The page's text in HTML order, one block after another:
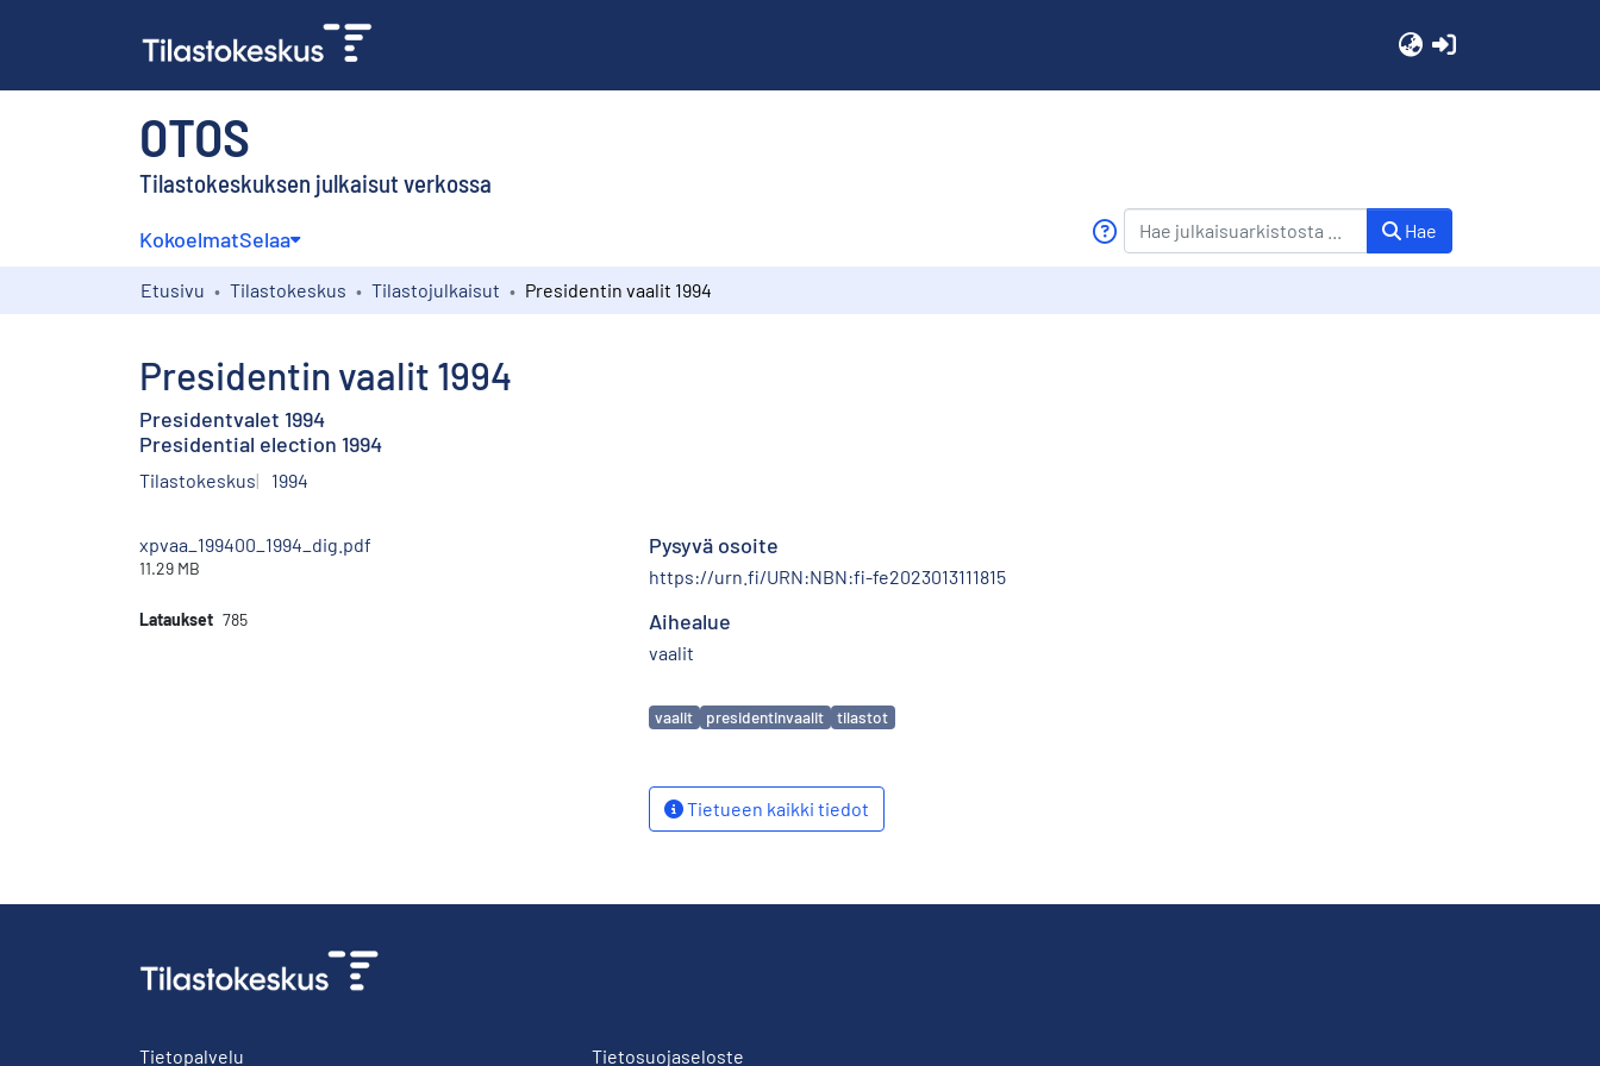
OTOS
Tilastokeskuksen julkaisut verkossa
KokoelmatSelaa Hae
Etusivu Tilastokeskus Tilastojulkaisut Presidentin vaalit 1994
Presidentin vaalit 1994
Presidentvalet 1994
Presidential election 1994
Tilastokeskus 1994
xpvaa_199400_1994_dig.pdf
11.29 MB
Lataukset 785
Pysyvä osoite
https://urn.fi/URN:NBN:fi-fe2023013111815
Aihealue
vaalit
Avainsanat
vaalit presidentinvaalit tilastot
Tietueen kaikki tiedot
Tietopalvelu Tietosuojaseloste